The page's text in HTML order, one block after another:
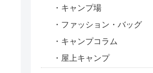
キャンプ場
ファッション・バッグ
キャンプコラム
屋上キャンプ